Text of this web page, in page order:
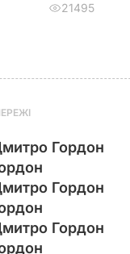
21495
Гордон
Гордон
Гордон